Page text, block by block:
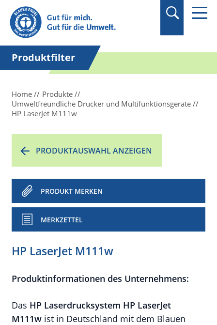
Produktfilter
Home
Produkte
Umweltfreundliche Drucker und Multifunktionsgeräte
HP LaserJet M111w
PRODUKTAUSWAHL ANZEIGEN
PRODUKT MERKEN
MERKZETTEL
HP LaserJet M111w
Produktinformationen des Unternehmens:
Das HP Laserdrucksystem HP LaserJet
M111w ist in Deutschland mit dem Blauen